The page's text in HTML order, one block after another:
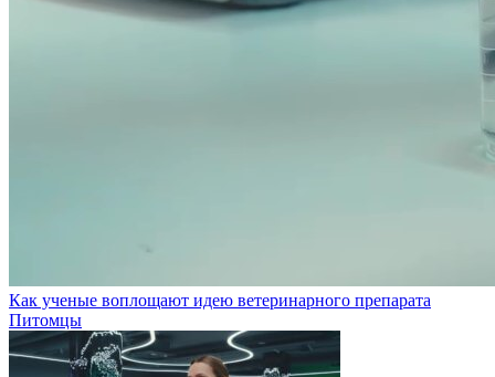
Как ученые воплощают идею ветеринарного препарата
Питомцы